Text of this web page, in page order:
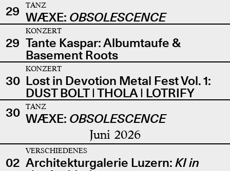
29
TANZ
WÆXE: OBSOLESCENCE
29
KONZERT
Tante Kaspar: Albumtaufe &
Basement Roots
30
KONZERT
Lost in Devotion Metal Fest Vol. 1:
DUST BOLT | THOLA | LOTRIFY
30
TANZ
WÆXE: OBSOLESCENCE
Juni 2026
02
VERSCHIEDENES
Architekturgalerie Luzern: KI in